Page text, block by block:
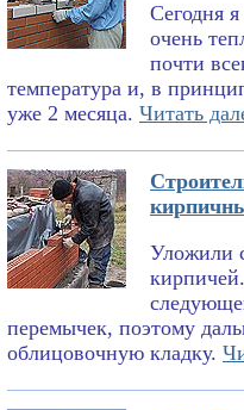
Сегодня
очень
почти
температура и, в
уже 2 месяца. Читать
Уложили
перемычек, поэтому
облицовочную кладку.